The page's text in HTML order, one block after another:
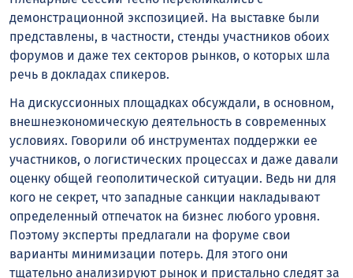
демонстрационной экспозицией. На выставке были
представлены, в частности, стенды участников обоих
форумов и даже тех секторов рынков, о которых шла
речь в докладах спикеров.
На дискуссионных площадках обсуждали, в основном,
внешнеэкономическую деятельность в современных
условиях. Говорили об инструментах поддержки ее
участников, о логистических процессах и даже давали
оценку общей геополитической ситуации. Ведь ни для
кого не секрет, что западные санкции накладывают
определенный отпечаток на бизнес любого уровня.
Поэтому эксперты предлагали на форуме свои
варианты минимизации потерь. Для этого они
тщательно анализируют рынок и пристально следят за